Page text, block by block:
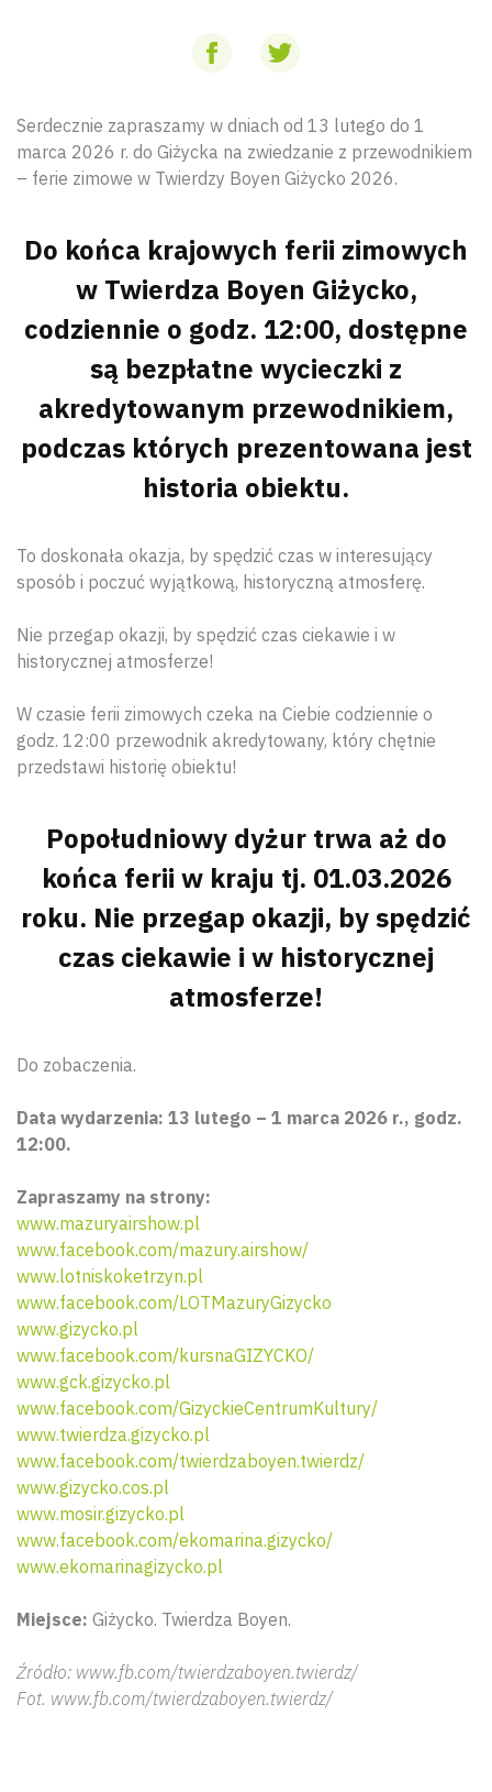
Serdecznie zapraszamy w dniach od 13 lutego do 1
marca 2026 r. do Giżycka na zwiedzanie z przewodnikiem
– ferie zimowe w Twierdzy Boyen Giżycko 2026.
Do końca krajowych ferii zimowych
w Twierdza Boyen Giżycko,
codziennie o godz. 12:00, dostępne
są bezpłatne wycieczki z
akredytowanym przewodnikiem,
podczas których prezentowana jest
historia obiektu.
To doskonała okazja, by spędzić czas w interesujący
sposób i poczuć wyjątkową, historyczną atmosferę.
Nie przegap okazji, by spędzić czas ciekawie i w
historycznej atmosferze!
W czasie ferii zimowych czeka na Ciebie codziennie o
godz. 12:00 przewodnik akredytowany, który chętnie
przedstawi historię obiektu!
Popołudniowy dyżur trwa aż do
końca ferii w kraju tj. 01.03.2026
roku. Nie przegap okazji, by spędzić
czas ciekawie i w historycznej
atmosferze!
Do zobaczenia.
Data wydarzenia: 13 lutego – 1 marca 2026 r., godz.
12:00.
Zapraszamy na strony:
www.mazuryairshow.pl
www.facebook.com/mazury.airshow/
www.lotniskoketrzyn.pl
www.facebook.com/LOTMazuryGizycko
www.gizycko.pl
www.facebook.com/kursnaGIZYCKO/
www.gck.gizycko.pl
www.facebook.com/GizyckieCentrumKultury/
www.twierdza.gizycko.pl
www.facebook.com/twierdzaboyen.twierdz/
www.gizycko.cos.pl
www.mosir.gizycko.pl
www.facebook.com/ekomarina.gizycko/
www.ekomarinagizycko.pl
Miejsce: Giżycko. Twierdza Boyen.
Źródło: www.fb.com/twierdzaboyen.twierdz/
Fot. www.fb.com/twierdzaboyen.twierdz/